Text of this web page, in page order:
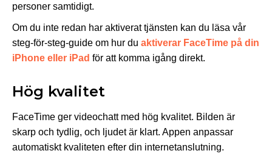
personer samtidigt.
Om du inte redan har aktiverat tjänsten kan du läsa vår
steg-för-steg-guide om hur du aktiverar FaceTime på din
iPhone eller iPad för att komma igång direkt.
Hög kvalitet
FaceTime ger videochatt med hög kvalitet. Bilden är
skarp och tydlig, och ljudet är klart. Appen anpassar
automatiskt kvaliteten efter din internetanslutning.